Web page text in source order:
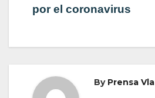
por el coronavirus
By Prensa Vla